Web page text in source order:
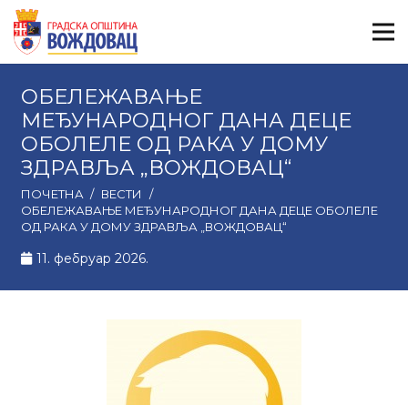
ОБЕЛЕЖАВАЊЕ
МЕЂУНАРОДНОГ ДАНА ДЕЦЕ
ОБОЛЕЛЕ ОД РАКА У ДОМУ
ЗДРАВЉА „ВОЖДОВАЦ“
ПОЧЕТНА / ВЕСТИ
/
ОБЕЛЕЖАВАЊЕ МЕЂУНАРОДНОГ ДАНА ДЕЦЕ ОБОЛЕЛЕ
ОД РАКА У ДОМУ ЗДРАВЉА „ВОЖДОВАЦ“
11. фебруар 2026.